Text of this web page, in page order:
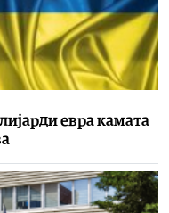
евра камата